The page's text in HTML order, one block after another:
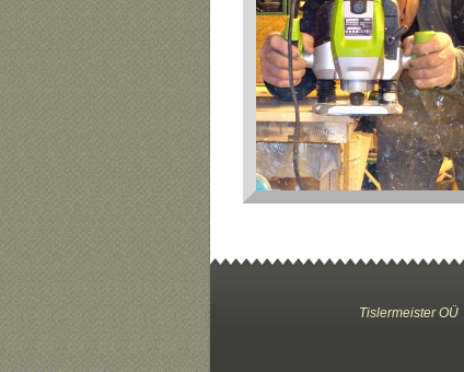
Tislermeister OÜ